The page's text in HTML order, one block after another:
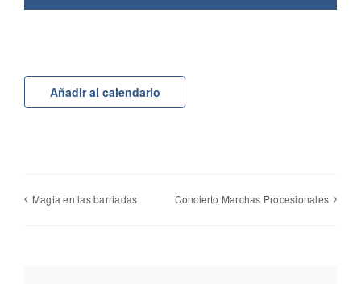
Añadir al calendario
Magia en las barriadas Concierto Marchas Procesionales